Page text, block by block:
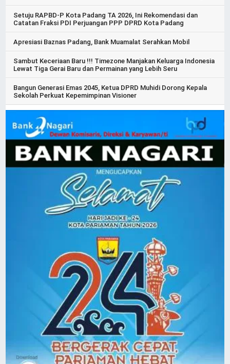
Setuju RAPBD-P Kota Padang TA 2026, Ini Rekomendasi dan
Catatan Fraksi PDI Perjuangan PPP DPRD Kota Padang
Apresiasi Baznas Padang, Bank Muamalat Serahkan Mobil
Sambut Keceriaan Baru !!! Timezone Manjakan Keluarga Indonesia
Lewat Tiga Gerai Baru dan Permainan yang Lebih Seru
Bangun Generasi Emas 2045, Ketua DPRD Muhidi Dorong Kepala
Sekolah Perkuat Kepemimpinan Visioner